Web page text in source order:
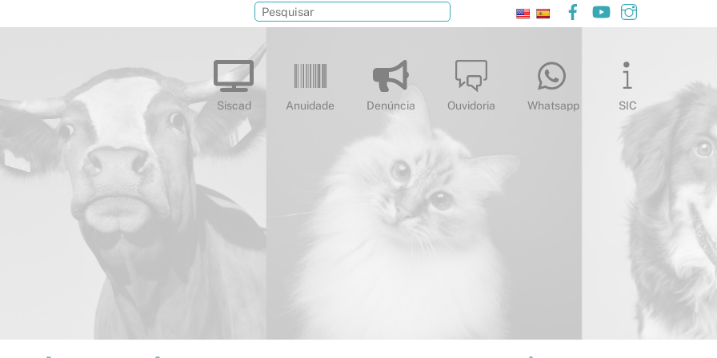
Facebook
YouTube
Siscad Anuidade Denúncia Ouvidoria Whatsapp SIC